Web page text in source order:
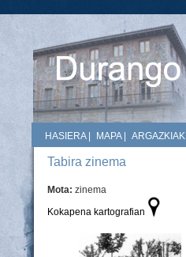
HASIERA| MAPA| ARGAZKIAK
Tabira zinema
Mota: zinema
Kokapena kartografian